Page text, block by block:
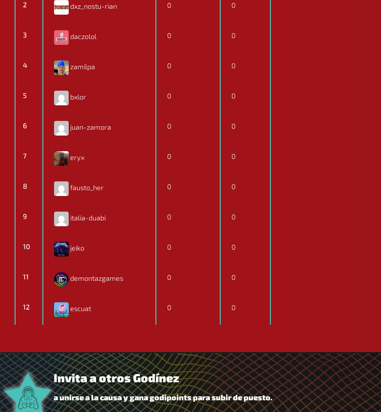
2 dxz_nostu-rian 0 0
3 daczolol 0 0
4 zamilpa 0 0
5 bxlor 0 0
6 juan-zamora 0 0
7 eryx 0 0
8 fausto_her 0 0
9 italia-duabi 0 0
10 jeiko 0 0
11 demontazgames 0 0
12 escuat 0 0
Invita a otros Godínez
a unirse a la causa y gana godipoints para subir de puesto.